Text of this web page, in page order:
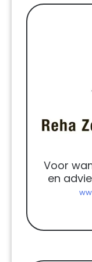
Voor
en